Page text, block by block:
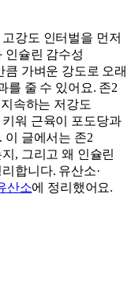
강도 인터벌을 먼저
인슐린 감수성
가벼운 강도로 오래
를 줄 수 있어요. 존2
속하는 저강도
워 근육이 포도당과
이 글에서는 존2
, 그리고 왜 인슐린
합니다. 유산소·
산소에 정리했어요.